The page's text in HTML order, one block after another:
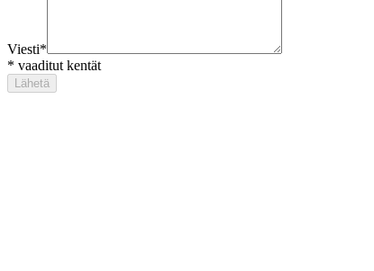
Viesti*
* vaaditut kentät